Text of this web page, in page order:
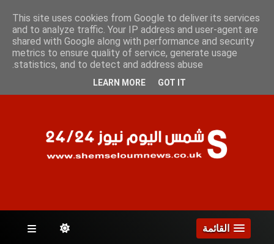
السبت 8 أغسطس 2026
الصفحات
القائمة
This site uses cookies from Google to deliver its services
and to analyze traffic. Your IP address and user-agent are
shared with Google along with performance and security
metrics to ensure quality of service, generate usage
statistics, and to detect and address abuse.
LEARN MORE GOT IT